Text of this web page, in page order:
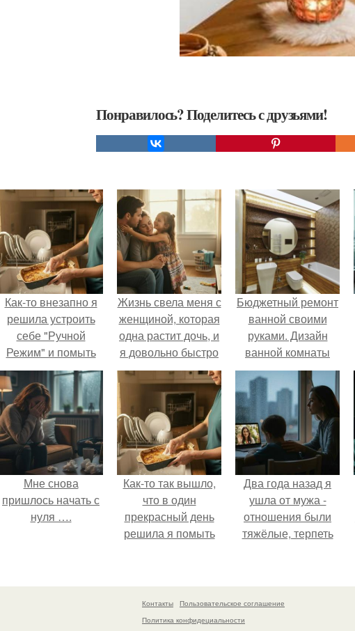
Понравилось? Поделитесь с друзьями!
Как-то внезапно я
решила устроить
себе "Ручной
Режим" и помыть
посуду без помощи
техники.
Жизнь свела меня с
женщиной, которая
одна растит дочь, и
я довольно быстро
привязался к ним
обеим.
Бюджетный ремонт
ванной своими
руками. Дизайн
ванной комнаты
дешево и красиво
своими руками
Мне снова
пришлось начать с
нуля ….
Как-то так вышло,
что в один
прекрасный день
решила я помыть
покое.
Два года назад я
ушла от мужа -
отношения были
тяжёлые, терпеть
Контакты
Пользовательское соглашение
Политика конфидециальности